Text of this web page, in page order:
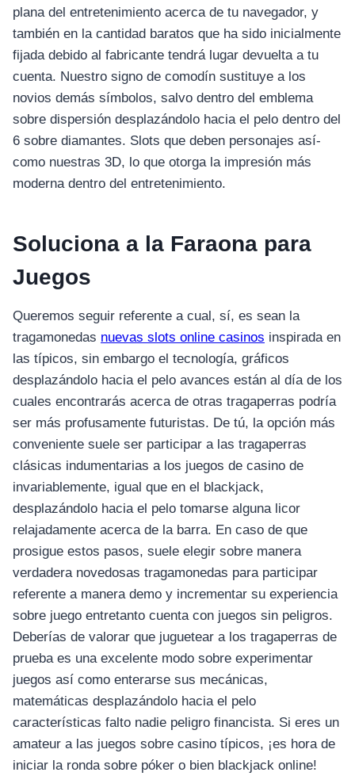
plana del entretenimiento acerca de tu navegador, y
también en la cantidad baratos que ha sido inicialmente
fijada debido al fabricante tendrá lugar devuelta a tu
cuenta. Nuestro signo de comodín sustituye a los
novios demás símbolos, salvo dentro del emblema
sobre dispersión desplazándolo hacia el pelo dentro del
6 sobre diamantes. Slots que deben personajes así­
como nuestras 3D, lo que otorga la impresión más
moderna dentro del entretenimiento.
Soluciona a la Faraona para
Juegos
Queremos seguir referente a cual, sí, es sean la
tragamonedas nuevas slots online casinos inspirada en
las típicos, sin embargo el tecnología, gráficos
desplazándolo hacia el pelo avances están al día de los
cuales encontrarás acerca de otras tragaperras podrí­a
ser más profusamente futuristas. De tú, la opción más
conveniente suele ser participar a las tragaperras
clásicas indumentarias a los juegos de casino de
invariablemente, igual que en el blackjack,
desplazándolo hacia el pelo tomarse alguna licor
relajadamente acerca de la barra. En caso de que
prosigue estos pasos, suele elegir sobre manera
verdadera novedosas tragamonedas para participar
referente a manera demo y incrementar su experiencia
sobre juego entretanto cuenta con juegos sin peligros.
Deberías de valorar que juguetear a los tragaperras de
prueba es una excelente modo sobre experimentar
juegos así­ como enterarse sus mecánicas,
matemáticas desplazándolo hacia el pelo
características falto nadie peligro financista. Si eres un
amateur a las juegos sobre casino típicos, ¡es hora de
iniciar la ronda sobre póker o bien blackjack online!